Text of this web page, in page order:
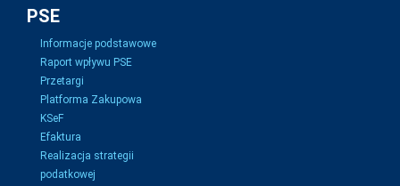
PSE
Informacje podstawowe
Raport wpływu PSE
Przetargi
Platforma Zakupowa
KSeF
Efaktura
Realizacja strategii
podatkowej